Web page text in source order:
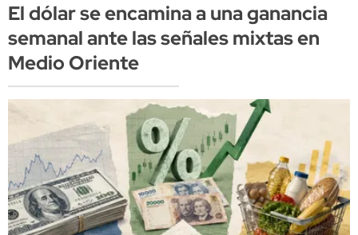
El dólar se encamina a una ganancia
semanal ante las señales mixtas en
Medio Oriente